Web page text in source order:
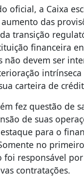
oficial, a Caixa
das
transição
financeira
não devem ser
intrínseca
carteira de
fez questão de
de suas
para o
no
foi responsável por
contratações.